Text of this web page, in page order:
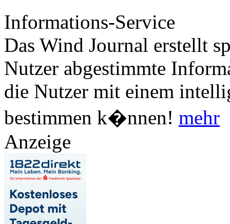
Informations-Service
Das Wind Journal erstellt
Nutzer abgestimmte
die Nutzer mit einem
bestimmen k�nnen! mehr
Anzeige